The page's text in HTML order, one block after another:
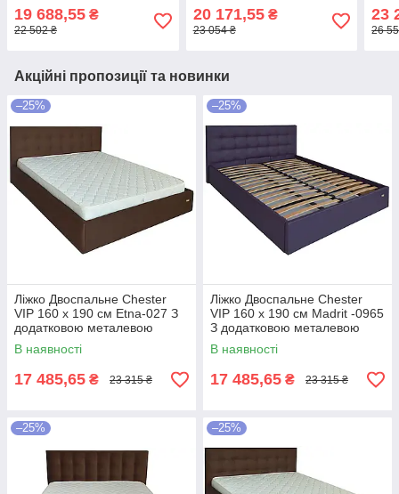
19 688,55 ₴
22 502 ₴
20 171,55₴
23 054 ₴
23
26
Акційні пропозиції та новинки
–25%
Ліжко Двоспальне Chester
VIP 160 х 190 см Etna-027 З
додатковою металевою
цільнозварною рамою
Коричневий
В наявності
17 485,65 ₴ 23 315 ₴
–25%
Ліжко Двоспальне Chester
VIP 160 х 190 см Madrit -0965
З додатковою металевою
цільнозварною рамою
Фіолетовий
В наявності
17 485,65 ₴ 23 315 ₴
–25% –25%